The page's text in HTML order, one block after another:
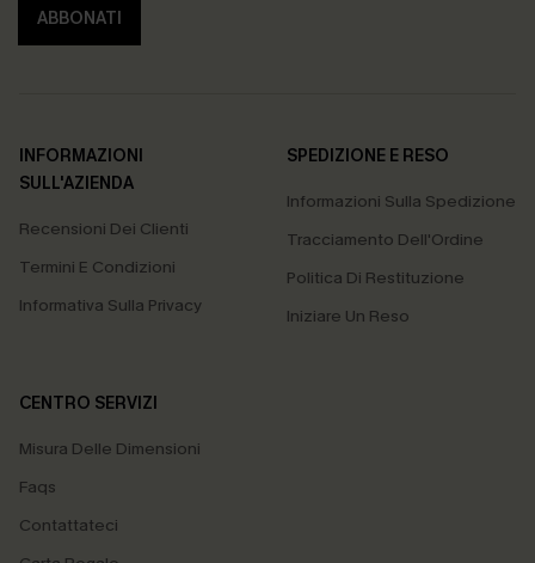
ABBONATI
INFORMAZIONI
SULL'AZIENDA
Recensioni Dei Clienti
Termini E Condizioni
Informativa Sulla Privacy
SPEDIZIONE E RESO
Informazioni Sulla Spedizione
Tracciamento Dell'Ordine
Politica Di Restituzione
Iniziare Un Reso
CENTRO SERVIZI
Misura Delle Dimensioni
Faqs
Contattateci